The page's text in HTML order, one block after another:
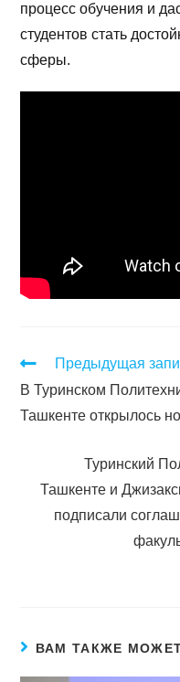
процесс обучения и
студентов стать
сферы.
Предыдущая
В Туринском
Ташкенте открылось
Туринский
Ташкенте и
подписали
ВАМ ТАКЖЕ